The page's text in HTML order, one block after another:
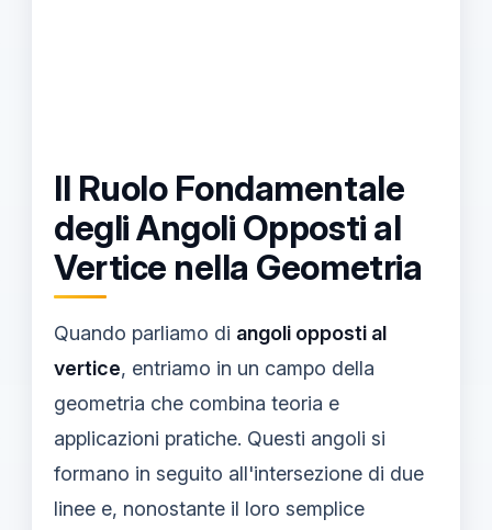
Il Ruolo Fondamentale
degli Angoli Opposti al
Vertice nella Geometria
Quando parliamo di angoli opposti al
vertice, entriamo in un campo della
geometria che combina teoria e
applicazioni pratiche. Questi angoli si
formano in seguito all'intersezione di due
linee e, nonostante il loro semplice